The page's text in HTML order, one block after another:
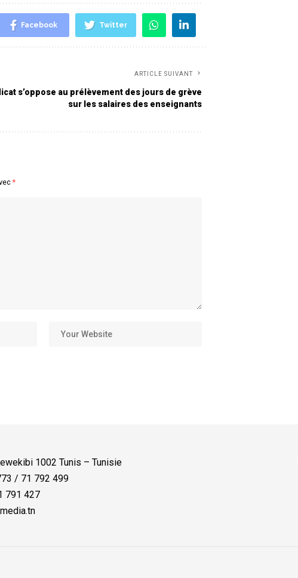
Facebook Twitter
ARTICLE SUIVANT
s’oppose au prélèvement des jours de grève
sur les salaires des enseignants
*
1002 Tunis – Tunisie
/ 71 792 499
791 427